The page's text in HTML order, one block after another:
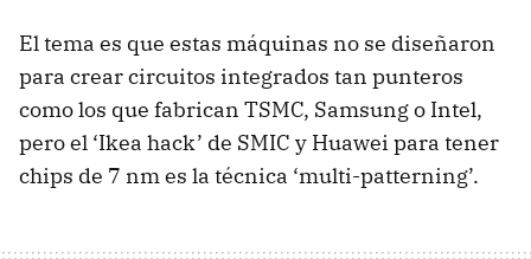
El tema es que estas máquinas no se diseñaron
para crear circuitos integrados tan punteros
como los que fabrican TSMC, Samsung o Intel,
pero el ‘Ikea hack’ de SMIC y Huawei para tener
chips de 7 nm es la técnica ‘multi-patterning’.